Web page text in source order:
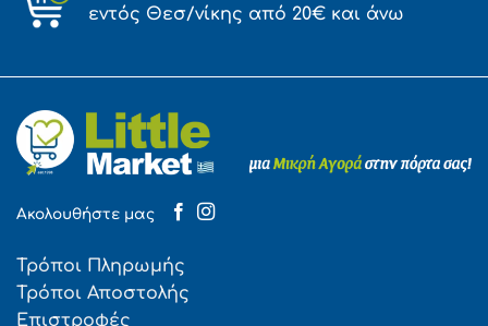
εντός Θεσ/νίκης από 20€ και άνω
Ακολουθήστε μας
Τρόποι Πληρωμής
Τρόποι Αποστολής
Επιστροφές